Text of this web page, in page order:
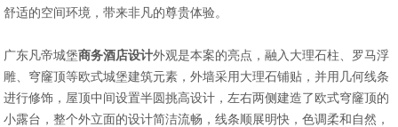
舒适的空间环境，带来非凡的尊贵体验。
广东凡帝城堡商务酒店设计外观是本案的亮点，融入大理石柱、罗马浮
雕、穹窿顶等欧式城堡建筑元素，外墙采用大理石铺贴，并用几何线条
进行修饰，屋顶中间设置半圆挑高设计，左右两侧建造了欧式穹窿顶的
小露台，整个外立面的设计简洁流畅，线条顺展明快，色调柔和自然，